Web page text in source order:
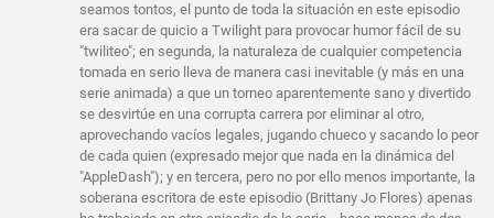
seamos tontos, el punto de toda la situación en este episodio
era sacar de quicio a Twilight para provocar humor fácil de su
"twiliteo"; en segunda, la naturaleza de cualquier competencia
tomada en serio lleva de manera casi inevitable (y más en una
serie animada) a que un torneo aparentemente sano y divertido
se desvirtúe en una corrupta carrera por eliminar al otro,
aprovechando vacíos legales, jugando chueco y sacando lo peor
de cada quien (expresado mejor que nada en la dinámica del
"AppleDash"); y en tercera, pero no por ello menos importante, la
soberana escritora de este episodio (Brittany Jo Flores) apenas